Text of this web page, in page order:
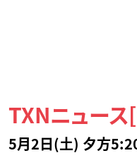
TXNニュー
5月2日(土) 夕方